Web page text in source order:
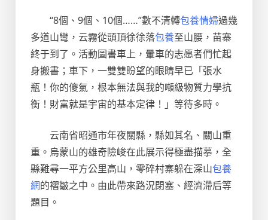
“8個、9個、10個……”數不清轉包養情婦過幾
多道山彎，云霧從頭頂徐徐落包養至山腰，苗寨
終于到了。活動圖書車上，暈車的志愿者們忙起
身搬書；車下，一雙雙盼望的眼睛早已「張水
瓶！你的傻氣，根本無法與我的噸級物質力學抗
衡！財富就是宇宙的基本定律！」等待多時。
云南省昭通市年夜關縣，縣如其名、關山重
重。烏蒙山的雄奇險峻在此展示得極盡描摹，全
縣難尋一平方公里高山，零碎村寨躲在深山包養
網的褶皺之中。由此帶來路況閉塞、經濟滯后等
題目。